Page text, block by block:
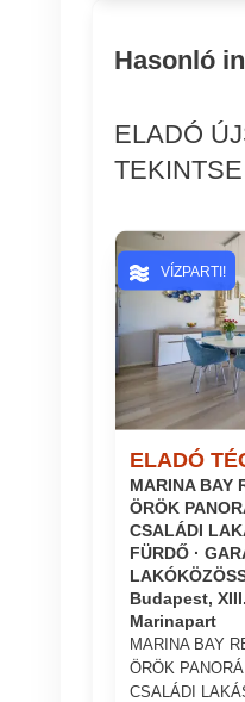
Hasonló
ELADÓ
ELADÓ
MARINA BAY
ÖRÖK
CSALÁDI
FÜRDŐ ·
Budapest,
Marinapart
MARINA BAY
ÖRÖK
CSALÁDI
VÍZPARTI!